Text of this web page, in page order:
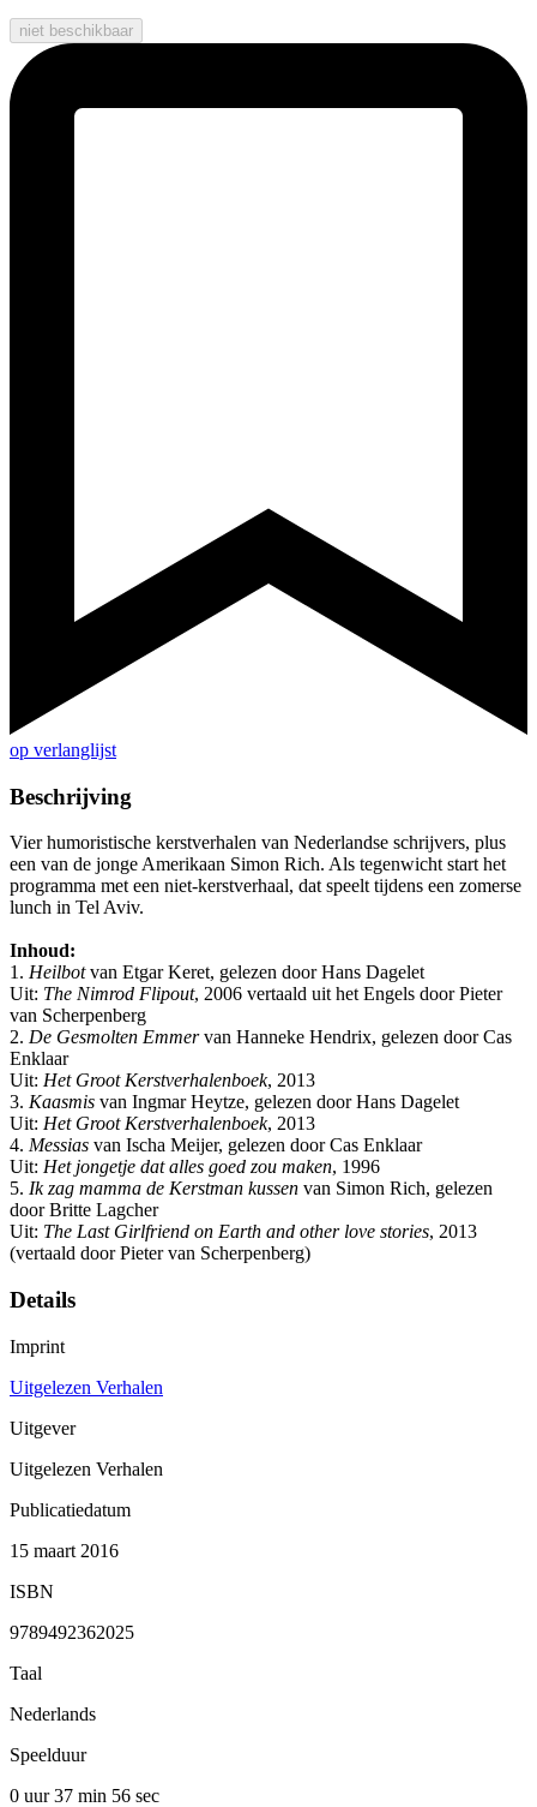
niet beschikbaar
op verlanglijst
Beschrijving
Vier humoristische kerstverhalen van Nederlandse schrijvers, plus
een van de jonge Amerikaan Simon Rich. Als tegenwicht start het
programma met een niet-kerstverhaal, dat speelt tijdens een zomerse
lunch in Tel Aviv.
Inhoud:
1. Heilbotvan Etgar Keret, gelezen door Hans Dagelet
Uit: The Nimrod Flipout, 2006 vertaald uit het Engels door Pieter
van Scherpenberg
2. De Gesmolten Emmervan Hanneke Hendrix, gelezen door Cas
Enklaar
Uit: Het Groot Kerstverhalenboek, 2013
3. Kaasmis van Ingmar Heytze, gelezen door Hans Dagelet
Uit: Het Groot Kerstverhalenboek, 2013
4. Messias van Ischa Meijer, gelezen door Cas Enklaar
Uit: Het jongetje dat alles goed zou maken, 1996
5. Ik zag mamma de Kerstman kussen van Simon Rich, gelezen
door Britte Lagcher
Uit: The Last Girlfriend on Earth and other love stories, 2013
(vertaald door Pieter van Scherpenberg)
Details
Imprint
Uitgelezen Verhalen
Uitgever
Uitgelezen Verhalen
Publicatiedatum
15 maart 2016
ISBN
9789492362025
Taal
Nederlands
Speelduur
0 uur 37 min 56 sec